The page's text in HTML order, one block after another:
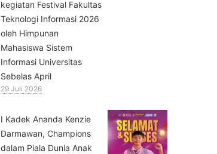
kegiatan Festival Fakultas
Teknologi Informasi 2026
oleh Himpunan
Mahasiswa Sistem
Informasi Universitas
Sebelas April
29 Juli 2026
⁠I Kadek Ananda Kenzie
Darmawan, Champions
dalam Piala Dunia Anak